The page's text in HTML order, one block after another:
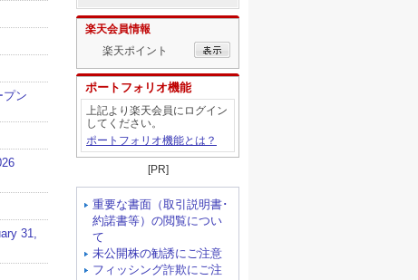
楽天会員情報
楽天ポイント
ポートフォリオ機能
上記より楽天会員にログイン
してください。
ポートフォリオ機能とは？
[PR]
重要な書面（取引説明書･
約諾書等）の閲覧につい
て
未公開株の勧誘にご注意
フィッシング詐欺にご注